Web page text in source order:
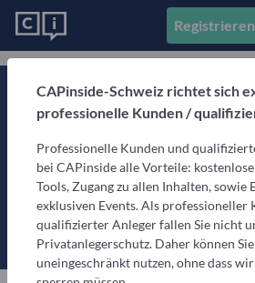
News
Alle Inhalte
Artikel, Podcasts & Videos –
Gemerkte Inhalte
Artikel, Podcasts und Videos, die
Fonds
1. Fonds finden
Fondssuche
Nutzen Sie die Filter, um aus
passenden zu finden
Firmenprofile
Fondsgesellschaften
Informationen, Beiträge und
Events
Registrieren
Registrieren
CAPinside-Schweiz richtet sich
professionelle Kunden /
Professionelle Kunden und
bei CAPinside alle Vorteile:
Tools, Zugang zu allen Inhalten, sowie
exklusiven Events. Als professioneller
qualifizierter Anleger fallen Sie nicht
Privatanlegerschutz. Daher können
uneingeschränkt nutzen, ohne dass